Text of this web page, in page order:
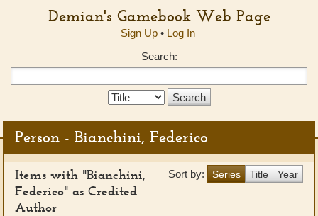
Demian's Gamebook Web Page
Sign Up• Log In
Search:
Search
Person - Bianchini, Federico
Sort by: Series Title Year
Items with "Bianchini,
Federico" as Credited
Author